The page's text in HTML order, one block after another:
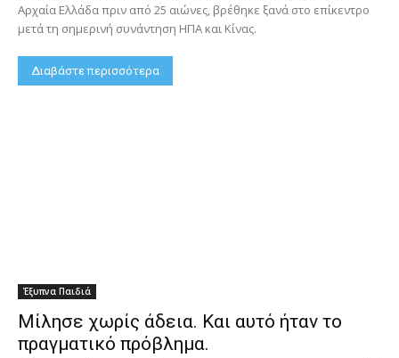
Αρχαία Ελλάδα πριν από 25 αιώνες, βρέθηκε ξανά στο επίκεντρο
μετά τη σημερινή συνάντηση ΗΠΑ και Κίνας.
Διαβάστε περισσότερα
Έξυπνα Παιδιά
Μίλησε χωρίς άδεια. Και αυτό ήταν το
πραγματικό πρόβλημα.